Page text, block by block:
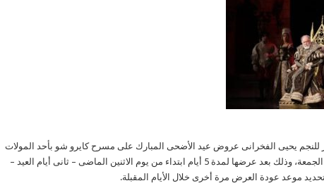
للنجم يحيى الفخرانى عروض عيد الأضحى المبارك على مسرح كايرو شو بأحد المولات
الكبرى بالتجمع الخامس، اليوم الجمعة، وذلك بعد عرضها لمدة 5 أيام ابتداء من يوم الاثنين الماضى – ثانى أيام العيد –
موعد عودة العرض مرة أخرى خلال الأيام المقبلة.